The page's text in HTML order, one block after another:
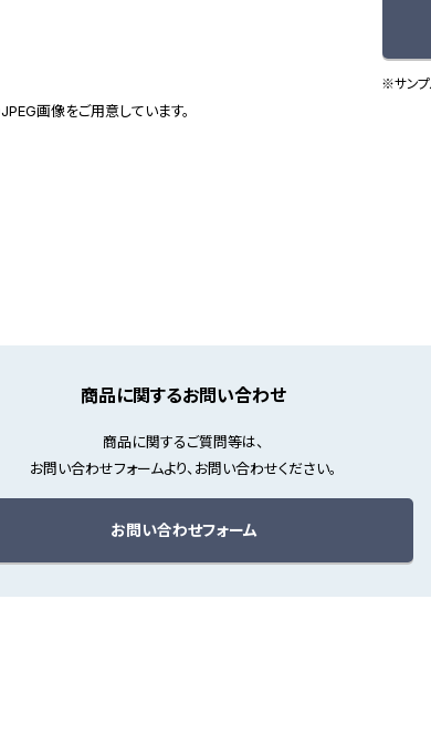
画像をご用意しています。
※サンプ
商品に関するお問い合わせ
商品に関するご質問等は、
お問い合わせフォームより、お問い合わせください。
お問い合わせフォーム